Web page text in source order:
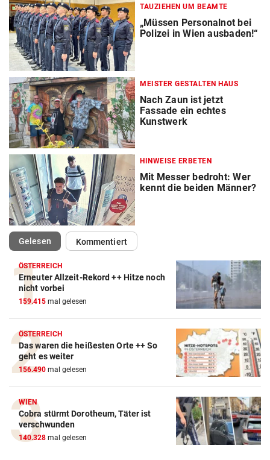
TAUZIEHEN UM BEAMTE
„Müssen Personalnot bei
Polizei in Wien ausbaden!“
MEISTER GESTALTEN HAUS
Nach Zaun ist jetzt
Fassade ein echtes
Kunstwerk
HINWEISE ERBETEN
Mit Messer bedroht: Wer
kennt die beiden Männer?
Gelesen(ausgewählt)Kommentiert
ÖSTERREICH
Erneuter Allzeit-Rekord ++ Hitze noch
nicht vorbei
159.415 mal gelesen
ÖSTERREICH
Das waren die heißesten Orte ++ So
geht es weiter
156.490 mal gelesen
WIEN
Cobra stürmt Dorotheum, Täter ist
verschwunden
140.328 mal gelesen